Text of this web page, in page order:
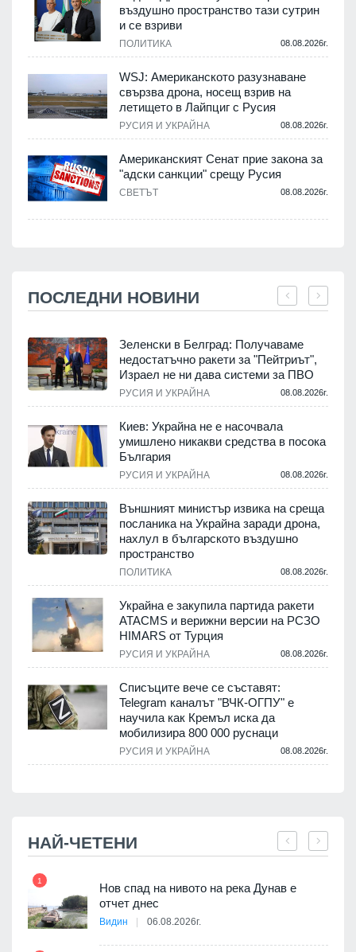
въздушно пространство тази сутрин
и се взриви
ПОЛИТИКА 08.08.2026г.
WSJ: Американското разузнаване
свързва дрона, носещ взрив на
летището в Лайпциг с Русия
РУСИЯ И УКРАЙНА 08.08.2026г.
Американският Сенат прие закона за
"адски санкции" срещу Русия
СВЕТЪТ 08.08.2026г.
ПОСЛЕДНИ НОВИНИ
Зеленски в Белград: Получаваме
недостатъчно ракети за "Пейтриът",
Израел не ни дава системи за ПВО
РУСИЯ И УКРАЙНА 08.08.2026г.
Киев: Украйна не е насочвала
умишлено никакви средства в посока
България
РУСИЯ И УКРАЙНА 08.08.2026г.
Външният министър извика на среща
посланика на Украйна заради дрона,
нахлул в българското въздушно
пространство
ПОЛИТИКА 08.08.2026г.
Украйна е закупила партида ракети
ATACMS и верижни версии на РСЗО
HIMARS от Турция
РУСИЯ И УКРАЙНА 08.08.2026г.
Списъците вече се съставят:
Telegram каналът "ВЧК-ОГПУ" е
научила как Кремъл иска да
мобилизира 800 000 руснаци
РУСИЯ И УКРАЙНА 08.08.2026г.
НАЙ-ЧЕТЕНИ
1
Нов спад на нивото на река Дунав е
отчет днес
Видин 06.08.2026г.